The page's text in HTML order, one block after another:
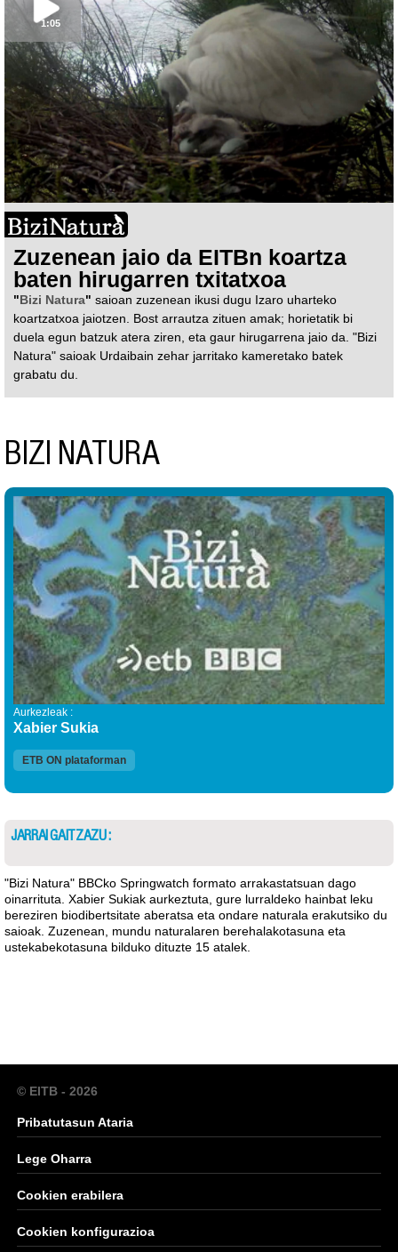
1:05
Zuzenean jaio da EITBn koartza
baten hirugarren txitatxoa
"Bizi Natura" saioan zuzenean ikusi dugu Izaro uharteko
koartzatxoa jaiotzen. Bost arrautza zituen amak; horietatik bi
duela egun batzuk atera ziren, eta gaur hirugarrena jaio da. "Bizi
Natura" saioak Urdaibain zehar jarritako kameretako batek
grabatu du.
BIZI NATURA
Aurkezleak :
Xabier Sukia
ETB ON plataforman
JARRAI GAITZAZU :
"Bizi Natura" BBCko Springwatch formato arrakastatsuan dago
oinarrituta. Xabier Sukiak aurkeztuta, gure lurraldeko hainbat leku
bereziren biodibertsitate aberatsa eta ondare naturala erakutsiko du
saioak. Zuzenean, mundu naturalaren berehalakotasuna eta
ustekabekotasuna bilduko dituzte 15 atalek.
© EITB - 2026
Pribatutasun Ataria
Lege Oharra
Cookien erabilera
Cookien konfigurazioa